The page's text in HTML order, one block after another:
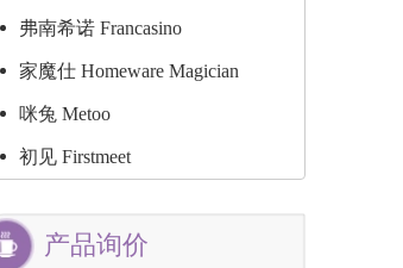
弗南希诺 Francasino
家魔仕 Homeware Magician
咪兔 Metoo
初见 Firstmeet
产品询价